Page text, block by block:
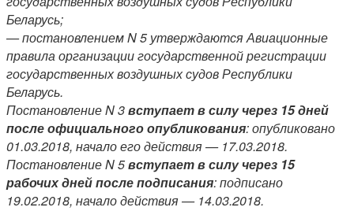
Беларусь;
— постановлением N 5 утверждаются Авиационные
правила организации государственной регистрации
государственных воздушных судов Республики
Беларусь.
Постановление N 3вступает в силу через 15 дней
после официального опубликования: опубликовано
01.03.2018, начало его действия — 17.03.2018.
Постановление N 5вступает в силу через 15
рабочих дней после подписания: подписано
19.02.2018, начало действия — 14.03.2018.